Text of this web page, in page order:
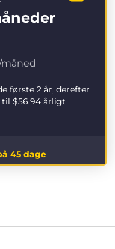
måned
første 2 år, derefter
til $56.94årligt
45 dage